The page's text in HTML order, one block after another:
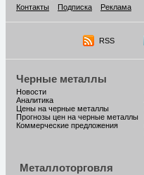
Контакты
Подписка Реклама
RSS
Черные металлы
Новости
Аналитика
Цены на черные металлы
Прогнозы цен на черные металлы
Коммерческие предложения
Металлоторговля